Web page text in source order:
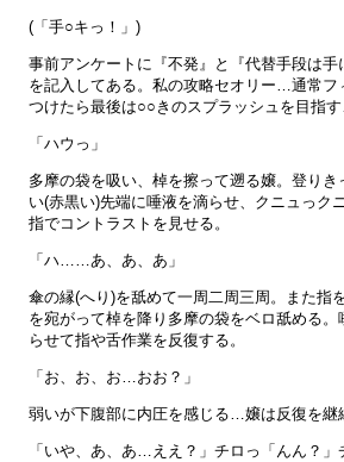
(「手○キっ！」)
事前アンケートに『不発』と『代替手段は手
を記入してある。私の攻略セオリー…通常フ
つけたら最後は○○きのスプラッシュを目指
「ハウっ」
多摩の袋を吸い、棹を擦って遡る嬢。登り
い(赤黒い)先端に唾液を滴らせ、クニュっク
指でコントラストを見せる。
「ハ……あ、あ、あ」
傘の縁(へり)を舐めて一周二周三周。また指
を宛がって棹を降り多摩の袋をベロ舐める
らせて指や舌作業を反復する。
「お、お、お…おお？」
弱いが下腹部に内圧を感じる…嬢は反復を継
「いや、あ、あ…ええ？」チロっ「んん？」